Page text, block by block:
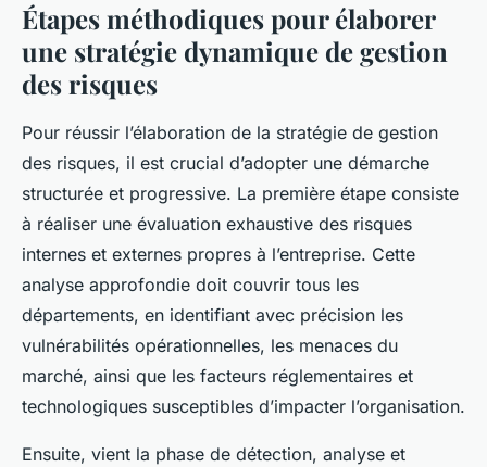
Étapes méthodiques pour élaborer
une stratégie dynamique de gestion
des risques
Pour réussir l’élaboration de la stratégie de gestion
des risques, il est crucial d’adopter une démarche
structurée et progressive. La première étape consiste
à réaliser une évaluation exhaustive des risques
internes et externes propres à l’entreprise. Cette
analyse approfondie doit couvrir tous les
départements, en identifiant avec précision les
vulnérabilités opérationnelles, les menaces du
marché, ainsi que les facteurs réglementaires et
technologiques susceptibles d’impacter l’organisation.
Ensuite, vient la phase de détection, analyse et